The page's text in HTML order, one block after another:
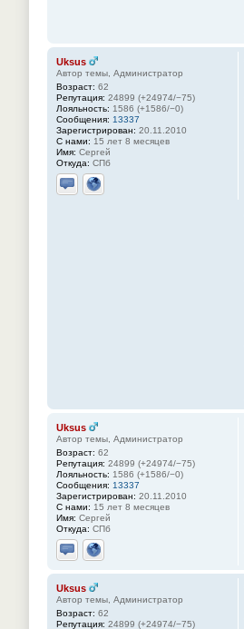
Uksus
Автор темы, Администратор
Возраст: 62
Репутация: 24899 (+24974/−75)
Лояльность: 1586 (+1586/−0)
Сообщения: 13337
Зарегистрирован: 20.11.2010
С нами: 15 лет 8 месяцев
Имя: Сергей
Откуда: СПб
Отправить личное сообщение
Сайт
Uksus
Автор темы, Администратор
Возраст: 62
Репутация: 24899 (+24974/−75)
Лояльность: 1586 (+1586/−0)
Сообщения: 13337
Зарегистрирован: 20.11.2010
С нами: 15 лет 8 месяцев
Имя: Сергей
Откуда: СПб
Отправить личное сообщение
Сайт
Uksus
Автор темы, Администратор
Возраст: 62
Репутация: 24899 (+24974/−75)